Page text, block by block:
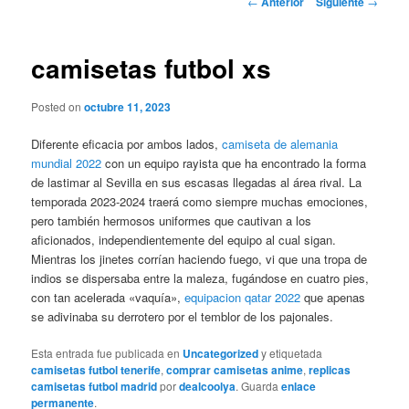
camisetas futbol xs
Posted onoctubre 11, 2023
Diferente eficacia por ambos lados,camiseta de alemania
mundial 2022 con un equipo rayista que ha encontrado la forma
de lastimar al Sevilla en sus escasas llegadas al área rival. La
temporada 2023-2024 traerá como siempre muchas emociones,
pero también hermosos uniformes que cautivan a los
aficionados, independientemente del equipo al cual sigan.
Mientras los jinetes corrían haciendo fuego, vi que una tropa de
indios se dispersaba entre la maleza, fugándose en cuatro pies,
con tan acelerada «vaquía»,equipacion qatar 2022 que apenas
se adivinaba su derrotero por el temblor de los pajonales.
Esta entrada fue publicada en Uncategorizedy etiquetada
camisetas futbol tenerife,comprar camisetas anime,replicas
camisetas futbol madridpordealcoolya. Guardaenlace
permanente.